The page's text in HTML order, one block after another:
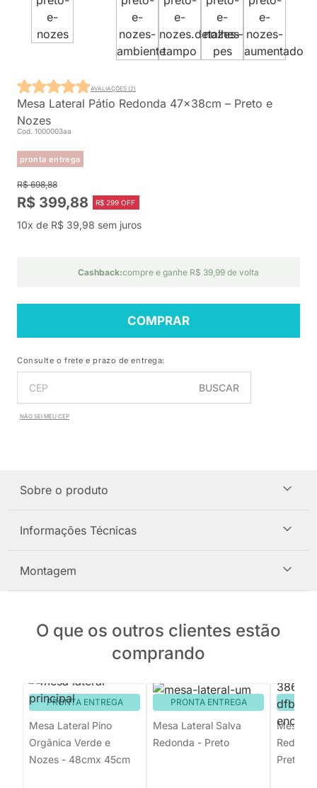
Mesa Lateral Pátio Redonda 47x38cm – Preto e
Nozes
Cod. 1000003aa
pronta entrega
AVALIAÇÕES (2)
R$ 698,88
R$ 399,88 R$ 299 OFF
10x de R$ 39,98 sem juros
Cashback:compre e ganhe R$ 39,99 de volta
COMPRAR
Consulte o frete e prazo de entrega:
BUSCAR
NÃO SEI MEU CEP
Sobre o produto
Informações Técnicas
Montagem
O que os outros clientes estão
comprando
PRONTA ENTREGA
Mesa Lateral Pino
Orgânica Verde e
Nozes - 48cmx 45cm
PRONTA ENTREGA
Mesa Lateral Salva
Redonda - Preto
Mesa
Preto e